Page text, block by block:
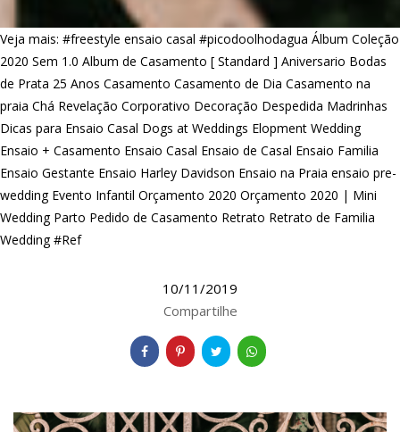
Veja mais: #freestyle ensaio casal #picodoolhodagua Álbum Coleção
2020 Sem 1.0 Album de Casamento [ Standard ] Aniversario Bodas
de Prata 25 Anos Casamento Casamento de Dia Casamento na
praia Chá Revelação Corporativo Decoração Despedida Madrinhas
Dicas para Ensaio Casal Dogs at Weddings Elopment Wedding
Ensaio + Casamento Ensaio Casal Ensaio de Casal Ensaio Familia
Ensaio Gestante Ensaio Harley Davidson Ensaio na Praia ensaio pre-
wedding Evento Infantil Orçamento 2020 Orçamento 2020 | Mini
Wedding Parto Pedido de Casamento Retrato Retrato de Familia
Wedding #Ref
10/11/2019
Compartilhe